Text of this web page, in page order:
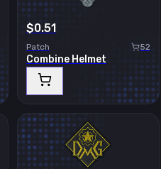
$0.51
Patch 52
Combine Helmet